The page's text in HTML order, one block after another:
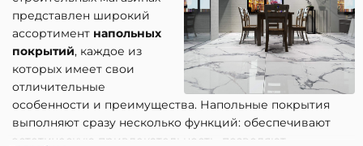
представлен широкий
ассортимент напольных
покрытий, каждое из
которых имеет свои
отличительные
особенности и преимущества. Напольные покрытия
выполняют сразу несколько функций: обеспечивают
эстетическую привлекательность, позволяют